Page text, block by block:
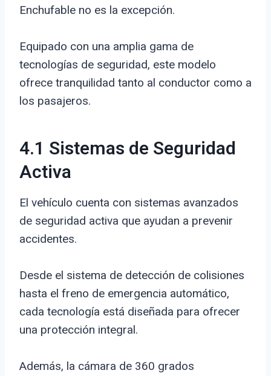
Enchufable no es la excepción.
Equipado con una amplia gama de
tecnologías de seguridad, este modelo
ofrece tranquilidad tanto al conductor como a
los pasajeros.
4.1 Sistemas de Seguridad
Activa
El vehículo cuenta con sistemas avanzados
de seguridad activa que ayudan a prevenir
accidentes.
Desde el sistema de detección de colisiones
hasta el freno de emergencia automático,
cada tecnología está diseñada para ofrecer
una protección integral.
Además, la cámara de 360 grados